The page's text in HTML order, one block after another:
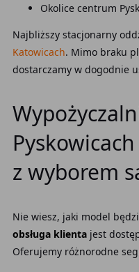
Okolice centrum
Najbliższy stacjonarny
Katowicach. Mimo braku
dostarczamy w dogodnie
z wyborem
Nie wiesz, jaki model
obsługa klientajest
Oferujemy różnorodne